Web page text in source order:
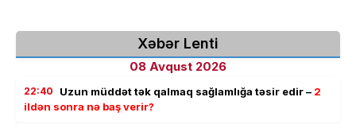
Xəbər Lenti
08 Avqust 2026
22:40 Uzun müddət tək qalmaq sağlamlığa təsir edir – 2
ildən sonra nə baş verir?